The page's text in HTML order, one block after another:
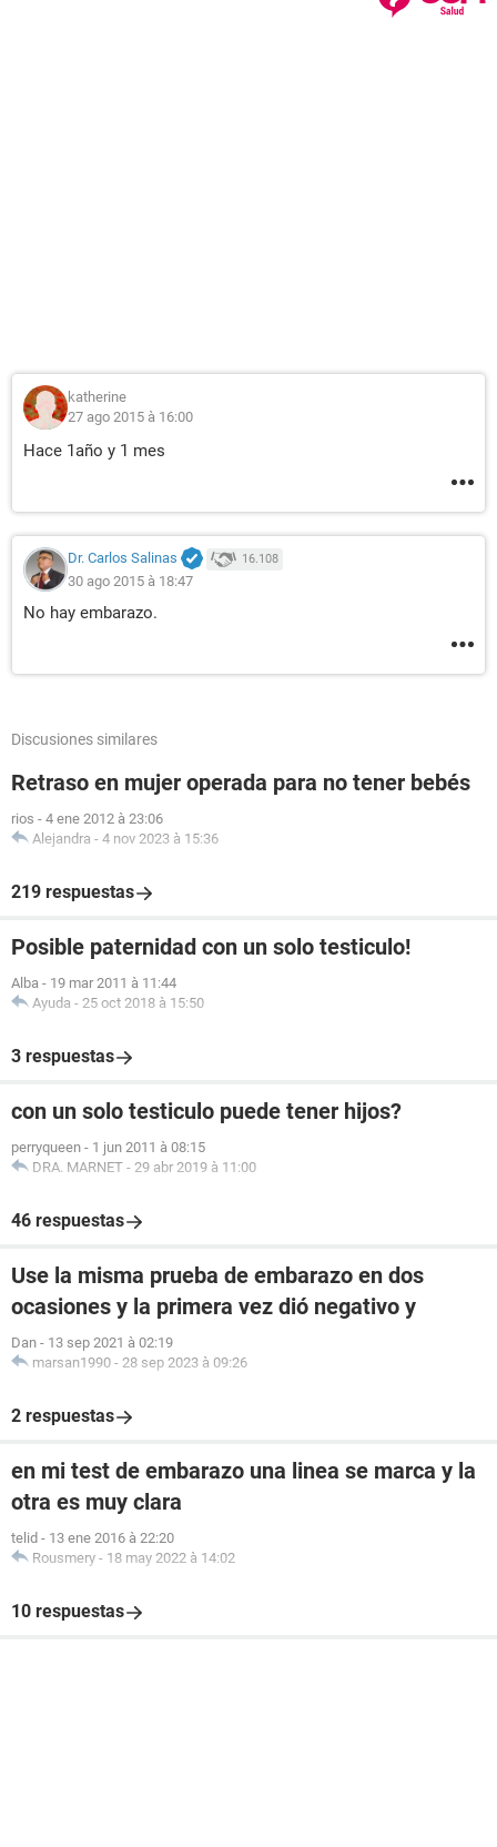
katherine
27 ago 2015 à 16:00
Hace 1año y 1 mes
Dr. Carlos Salinas 16.108
30 ago 2015 à 18:47
No hay embarazo.
Discusiones similares
Retraso en mujer operada para no tener bebés
rios - 4 ene 2012 à 23:06
Alejandra - 4 nov 2023 à 15:36
219 respuestas
Posible paternidad con un solo testiculo!
Alba - 19 mar 2011 à 11:44
Ayuda - 25 oct 2018 à 15:50
3 respuestas
con un solo testiculo puede tener hijos?
perryqueen - 1 jun 2011 à 08:15
DRA. MARNET - 29 abr 2019 à 11:00
46 respuestas
Use la misma prueba de embarazo en dos
ocasiones y la primera vez dió negativo y
Dan - 13 sep 2021 à 02:19
marsan1990 - 28 sep 2023 à 09:26
2 respuestas
en mi test de embarazo una linea se marca y la
otra es muy clara
telid - 13 ene 2016 à 22:20
Rousmery - 18 may 2022 à 14:02
10 respuestas